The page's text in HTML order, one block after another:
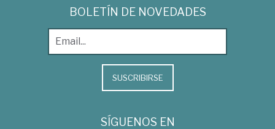
BOLETÍN DE NOVEDADES
SUSCRIBIRSE
SÍGUENOS EN